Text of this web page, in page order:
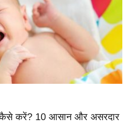
कैसे करें? 10 आसान और असरदार